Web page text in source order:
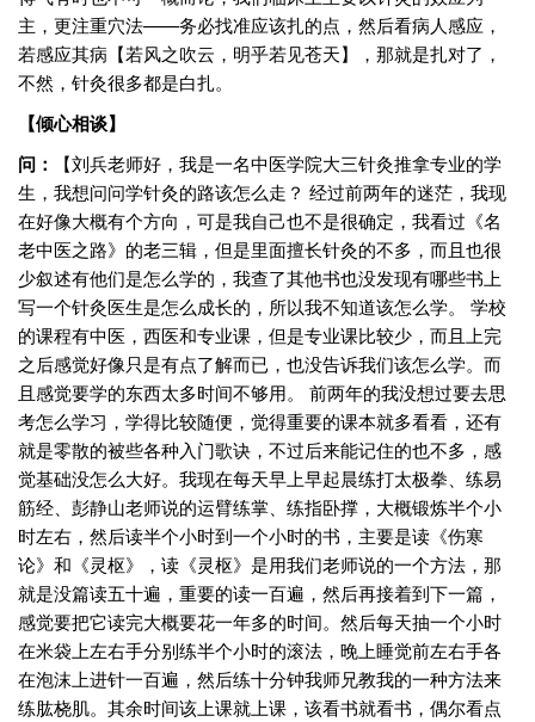
主，更注重穴法——务必找准应该扎的点，然后看病人感应，
若感应其病【若风之吹云，明乎若见苍天】，那就是扎对了，
不然，针灸很多都是白扎。
【倾心相谈】
问：
【刘兵老师好，我是一名中医学院大三针灸推拿专业的学
生，我想问问学针灸的路该怎么走？ 经过前两年的迷茫，我现
在好像大概有个方向，可是我自己也不是很确定，我看过《名
老中医之路》的老三辑，但是里面擅长针灸的不多，而且也很
少叙述有他们是怎么学的，我查了其他书也没发现有哪些书上
写一个针灸医生是怎么成长的，所以我不知道该怎么学。 学校
的课程有中医，西医和专业课，但是专业课比较少，而且上完
之后感觉好像只是有点了解而已，也没告诉我们该怎么学。而
且感觉要学的东西太多时间不够用。 前两年的我没想过要去思
考怎么学习，学得比较随便，觉得重要的课本就多看看，还有
就是零散的被些各种入门歌诀，不过后来能记住的也不多，感
觉基础没怎么大好。我现在每天早上早起晨练打太极拳、练易
筋经、彭静山老师说的运臂练掌、练指卧撑，大概锻炼半个小
时左右，然后读半个小时到一个小时的书，主要是读《伤寒
论》和《灵枢》，读《灵枢》是用我们老师说的一个方法，那
就是没篇读五十遍，重要的读一百遍，然后再接着到下一篇，
感觉要把它读完大概要花一年多的时间。然后每天抽一个小时
在米袋上左右手分别练半个小时的滚法，晚上睡觉前左右手各
在泡沫上进针一百遍，然后练十分钟我师兄教我的一种方法来
练肱桡肌。其余时间该上课就上课，该看书就看书，偶尔看点